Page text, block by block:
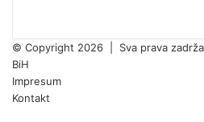
© Copyright 2026 | Sva prava
BiH
Impresum
Kontakt